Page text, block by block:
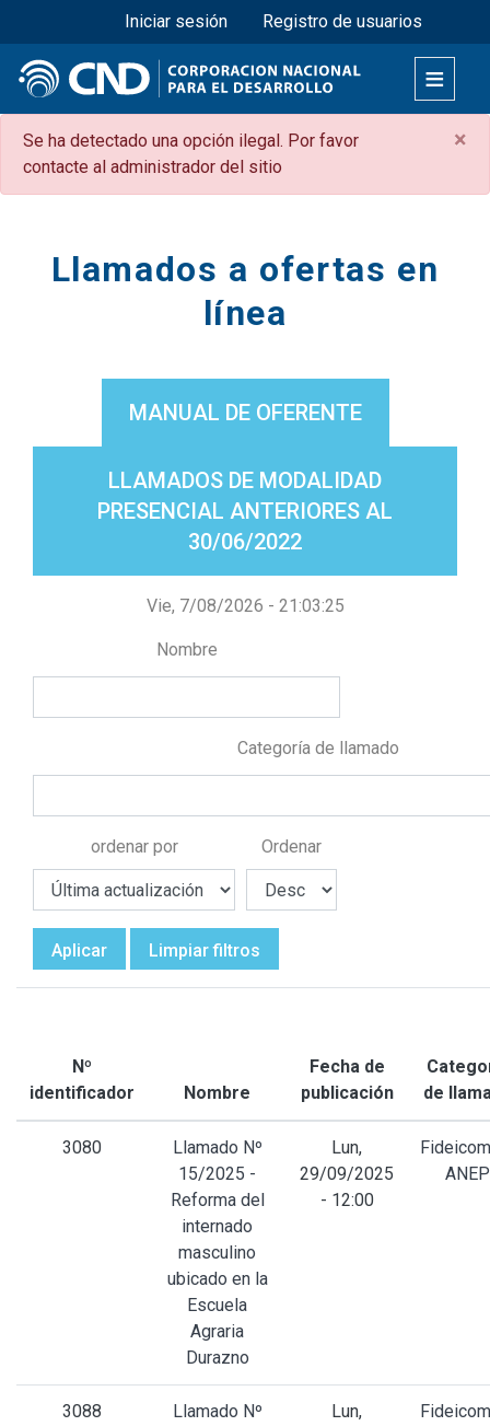
Pasar
al
contenido
principal
Menú superior
Iniciar sesión Registro de usuarios
×
Mensaje
de
Se ha detectado una opción ilegal. Por favor
contacte al administrador del sitio
Llamados a ofertas en
línea
MANUAL DE OFERENTE
LLAMADOS DE MODALIDAD
PRESENCIAL ANTERIORES AL
30/06/2022
Vie, 7/08/2026 - 21:03:25
Nombre
Categoría de llamado
ordenar por Ordenar
Aplicar Limpiar filtros
Nº
identificador
Nombre
Fecha de
publicación
de
3080
Llamado Nº
15/2025 -
Reforma del
internado
masculino
ubicado en la
Escuela
Agraria
Durazno
Lun,
29/09/2025
- 12:00
ANEP
3088
Llamado Nº
Lun,